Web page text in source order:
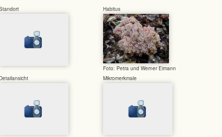
Habitus
Foto: Petra und Werner Eimann
Mikromerkmale